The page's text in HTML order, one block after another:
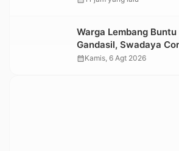
Warga Lembang
Gandasil, Swadaya
Sepanjang 500 Meter
calendar_monthKamis, 6 Agt 2026